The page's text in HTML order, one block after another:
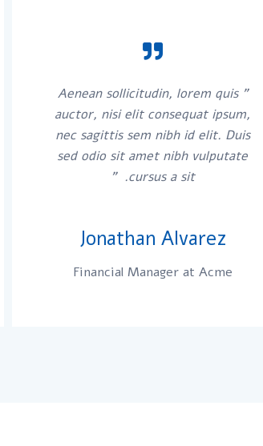
" Aenean sollicitudin, lorem quis
auctor, nisi elit consequat ipsum,
nec sagittis sem nibh id elit. Duis
sed odio sit amet nibh vulputate
cursus a sit. "
Jonathan Alvarez
Financial Manager at Acme